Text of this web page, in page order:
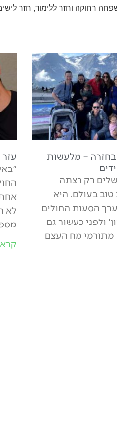
רחוקה וחזר ללימוד, חזר
– מלעשות
רק רצתה
בעולם. היא
הסעות החולים
ולפני כעשור גם
מתורמי מח העצם
עזר
לא